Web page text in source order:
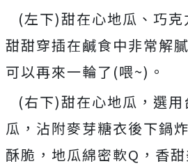
(左下)甜在心地瓜、巧克
甜甜穿插在鹹食中非常解
可以再來一輪了(喂~)。
(右下)甜在心地瓜，選用
瓜，沾附麥芽糖衣後下鍋
酥脆，地瓜綿密軟Q，香